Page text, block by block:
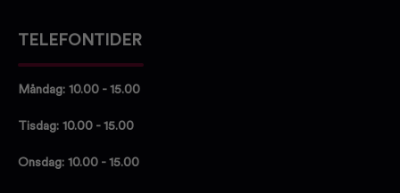
TELEFONTIDER
Måndag: 10.00 - 15.00
Tisdag: 10.00 - 15.00
Onsdag: 10.00 - 15.00